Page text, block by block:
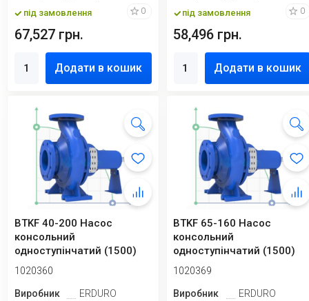
під замовлення 0
67,527 грн.
Додати в кошик
під замовлення 0
58,496 грн.
Додати в кошик
BTKF 40-200 Насос
консольний
одноступінчатий (1500)
1020360
Виробник
ERDURO
BTKF 65-160 Насос
консольний
одноступінчатий (1500)
1020369
Виробник
ERDURO